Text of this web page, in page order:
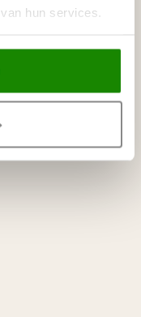
hun services.